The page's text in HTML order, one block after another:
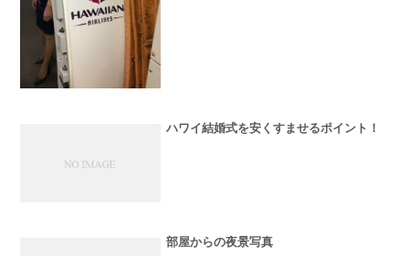
ハワイ結婚式を安くすませるポイント！
部屋からの夜景写真